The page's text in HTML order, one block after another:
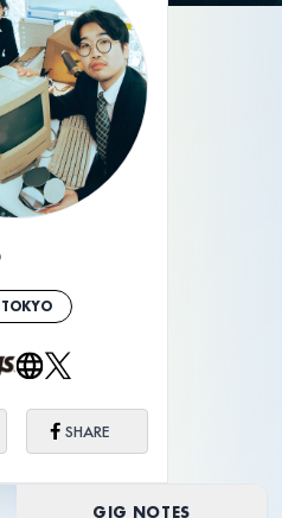
TOKYO
SHARE
GIG NOTES